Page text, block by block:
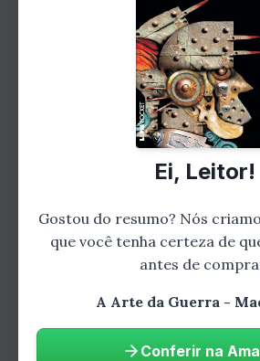
recursos de forma inteligente
inclui não apenas o uso
equipamentos, mas também a
soldados e a logística da
nos ensina como maximizar o
nossos recursos, garantindo
vantagem estratégica sobre o
Ei, Leitor!
Gostou do resumo? Nós
que você tenha certeza de
antes de
A Arte da Guerra -
Conferir na